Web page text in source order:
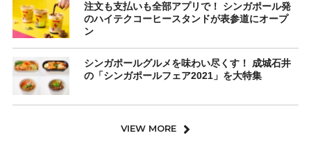
注文も支払いも全部アプリで！ シンガポール発
のハイテクコーヒースタンドが表参道にオープ
ン
シンガポールグルメを味わい尽くす！ 成城石井
の「シンガポールフェア2021」を大特集
VIEW MORE